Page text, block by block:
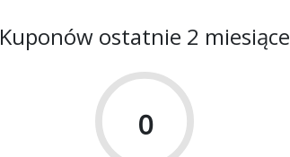
Kuponów ostatnie 2 miesiące
0